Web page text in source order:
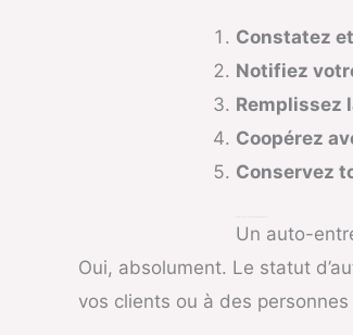
Constatez
Notifiez
Remplissez
Coopérez
Conservez
Un auto-
Oui, absolument. Le statut
vos clients ou à des